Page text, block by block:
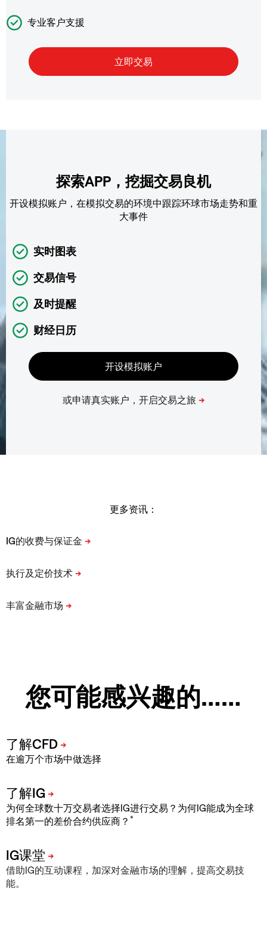
专业客户支援
探索APP，挖掘交易良机
开设模拟账户，在模拟交易的环境中跟踪环球市场走势和重
大事件
实时图表
交易信号
及时提醒
财经日历
更多资讯：
您可能感兴趣的……
在逾万个市场中做选择
为何全球数十万交易者选择IG进行交易？为何IG能成为全球
排名第一的差价合约供应商？ *
借助IG的互动课程，加深对金融市场的理解，提高交易技
能。